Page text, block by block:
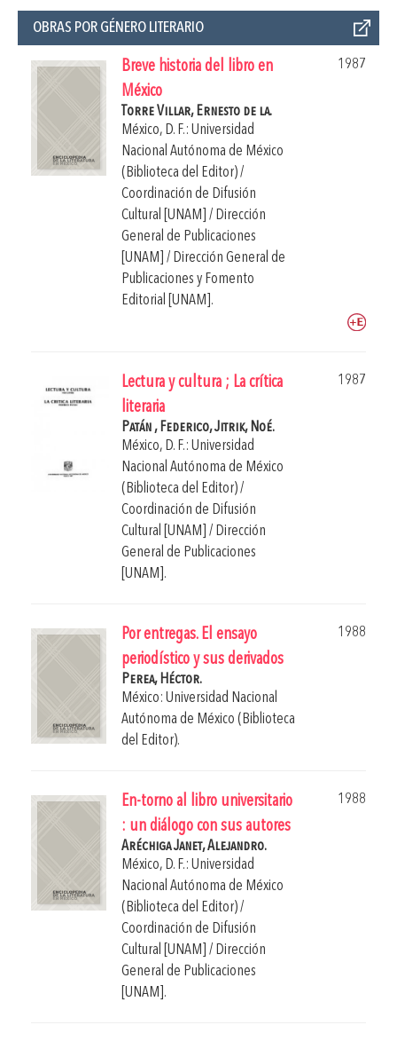
OBRAS POR GÉNERO LITERARIO
Breve historia del libro en
México
1987
Torre Villar, Ernesto de la.
México, D. F.: Universidad
Nacional Autónoma de México
(Biblioteca del Editor) /
Coordinación de Difusión
Cultural [UNAM] / Dirección
General de Publicaciones
[UNAM] / Dirección General de
Publicaciones y Fomento
Editorial [UNAM].
Lectura y cultura ; La crítica
literaria
1987
Patán , Federico,Jitrik, Noé.
México, D. F.: Universidad
Nacional Autónoma de México
(Biblioteca del Editor) /
Coordinación de Difusión
Cultural [UNAM] / Dirección
General de Publicaciones
[UNAM].
Por entregas. El ensayo
periodístico y sus derivados
1988
Perea, Héctor.
México: Universidad Nacional
Autónoma de México (Biblioteca
del Editor).
En-torno al libro universitario
: un diálogo con sus autores
1988
Aréchiga Janet, Alejandro.
México, D. F.: Universidad
Nacional Autónoma de México
(Biblioteca del Editor) /
Coordinación de Difusión
Cultural [UNAM] / Dirección
General de Publicaciones
[UNAM].